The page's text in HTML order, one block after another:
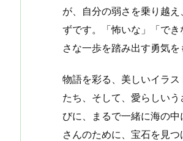
が、自分の弱さを乗り越
ずです。「怖いな」「で
さな一歩を踏み出す勇気を
物語を彩る、美しいイラ
たち、そして、愛らしい
びに、まるで一緒に海の
さんのために、宝石を見